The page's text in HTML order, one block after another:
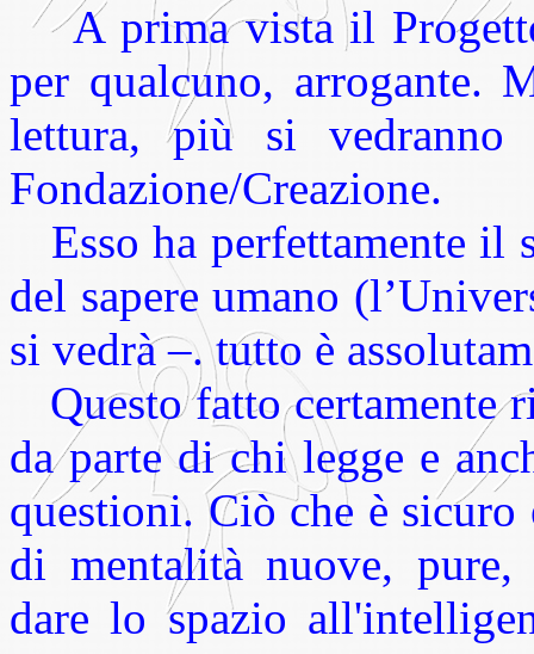
A prima vista il
per qualcuno, arrogante.
lettura, più si vedranno
Fondazione/Creazione.
Esso ha perfettamente il
del sapere umano
si vedrà –. tutto è
Questo fatto certamente
da parte di chi legge e
questioni. Ciò che è sicuro
di mentalità nuove, pure,
dare lo spazio